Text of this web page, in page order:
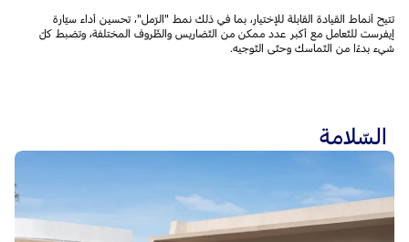
تتيح أنماط القيادة القابلة للإختيار، بما في ذلك نمط "الرّمل"، تحسين أداء سيّارة
إيفرست للتّعامل مع أكبر عدد ممكن من التّضاريس والظّروف المختلفة، وتضبط كلّ
شيء بدءًا من التّماسك وحتّى التّوجيه.
السّلامة